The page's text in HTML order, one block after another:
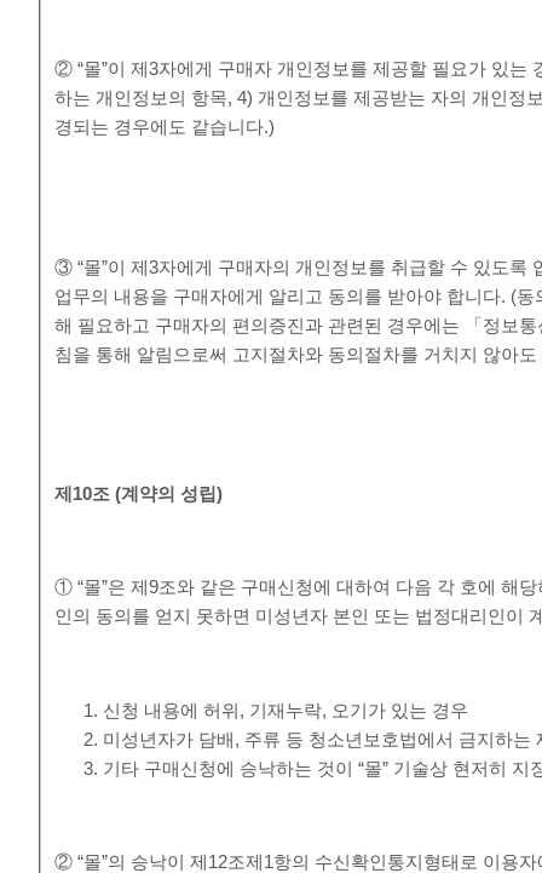
② “몰”이 제3자에게 구매자 개인정보를 제공할 필요가 있는
하는 개인정보의 항목, 4) 개인정보를 제공받는 자의 개인정
경되는 경우에도 같습니다.)
③ “몰”이 제3자에게 구매자의 개인정보를 취급할 수 있도
업무의 내용을 구매자에게 알리고 동의를 받아야 합니다. (
해 필요하고 구매자의 편의증진과 관련된 경우에는 「정보
침을 통해 알림으로써 고지절차와 동의절차를 거치지 않아도
제 10조(계약의 성립)
① “몰”은 제9조와 같은 구매신청에 대하여 다음 각 호에 해
인의 동의를 얻지 못하면 미성년자 본인 또는 법정대리인이
신청 내용에 허위, 기재누락, 오기가 있는 경우
미성년자가 담배, 주류 등 청소년보호법에서 금지하는
기타 구매신청에 승낙하는 것이 “몰” 기술상 현저히 지
② “몰”의 승낙이 제12조제1항의 수신확인통지형태로 이용